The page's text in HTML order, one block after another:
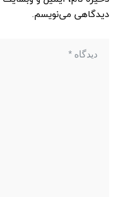
دیدگاهی می‌نویسم.